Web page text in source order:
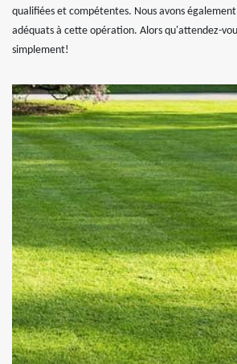
qualifiées et compétentes. Nous avons
adéquats à cette opération. Alors qu'attendez-
simplement!